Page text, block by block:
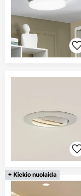
+ Kiekio nuolaida